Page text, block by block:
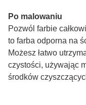
Po malowaniu
Pozwól farbie
to farba odporna na
Możesz łatwo
czystości, używając
środków